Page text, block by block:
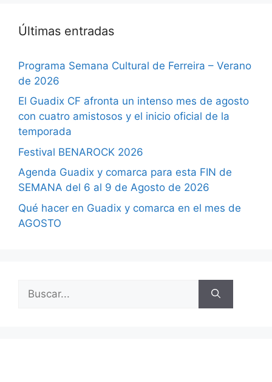
Últimas entradas
Programa Semana Cultural de Ferreira – Verano
de 2026
El Guadix CF afronta un intenso mes de agosto
con cuatro amistosos y el inicio oficial de la
temporada
Festival BENAROCK 2026
Agenda Guadix y comarca para esta FIN de
SEMANA del 6 al 9 de Agosto de 2026
Qué hacer en Guadix y comarca en el mes de
AGOSTO